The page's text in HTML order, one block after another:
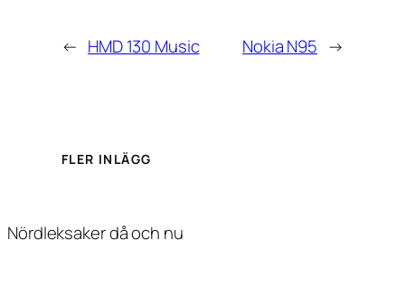
← HMD 130 Music Nokia N95 →
FLER INLÄGG
Nördleksaker då och nu